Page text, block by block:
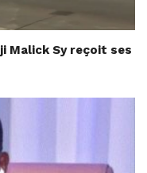
Malick Sy reçoit ses